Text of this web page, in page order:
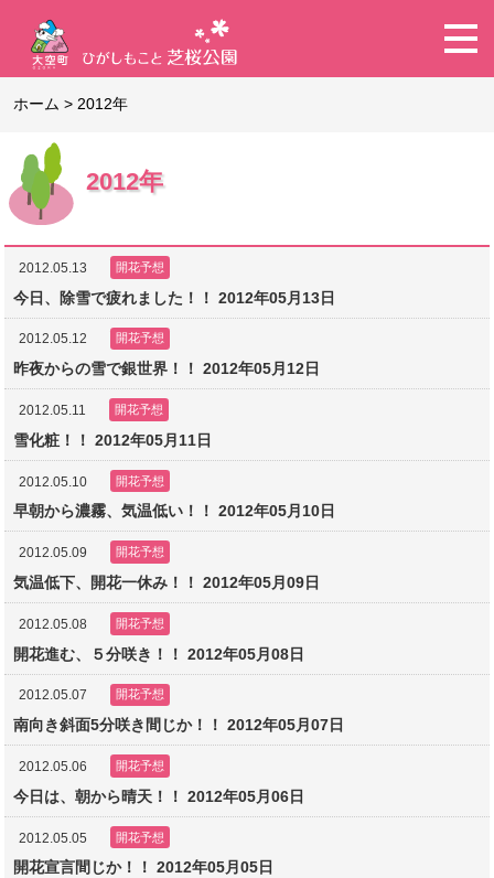
ホーム >2012年
2012年
2012.05.13 開花予想
今日、除雪で疲れました！！ 2012年05月13日
2012.05.12 開花予想
昨夜からの雪で銀世界！！ 2012年05月12日
2012.05.11 開花予想
雪化粧！！ 2012年05月11日
2012.05.10 開花予想
早朝から濃霧、気温低い！！ 2012年05月10日
2012.05.09 開花予想
気温低下、開花一休み！！ 2012年05月09日
2012.05.08 開花予想
開花進む、５分咲き！！ 2012年05月08日
2012.05.07 開花予想
南向き斜面5分咲き間じか！！ 2012年05月07日
2012.05.06 開花予想
今日は、朝から晴天！！ 2012年05月06日
2012.05.05 開花予想
開花宣言間じか！！ 2012年05月05日